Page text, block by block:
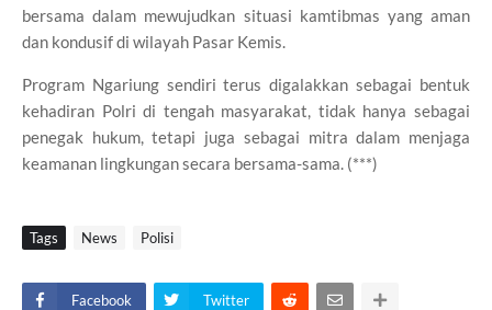
bersama dalam mewujudkan situasi kamtibmas yang aman
dan kondusif di wilayah Pasar Kemis.
Program Ngariung sendiri terus digalakkan sebagai bentuk
kehadiran Polri di tengah masyarakat, tidak hanya sebagai
penegak hukum, tetapi juga sebagai mitra dalam menjaga
keamanan lingkungan secara bersama-sama. (***)
Tags News Polisi
Facebook Twitter